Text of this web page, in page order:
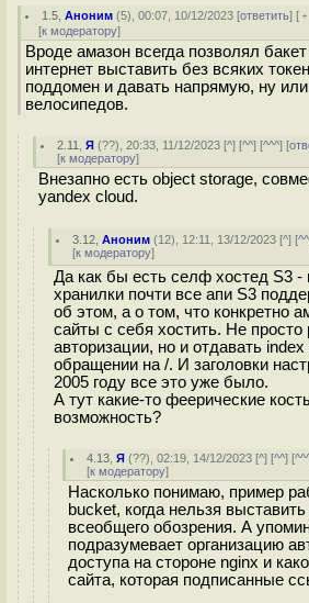
1.5 ,Аноним (5), 00:07, 10/12/2023 [ответить] [
[к модератору]
Вроде амазон всегда позволял
интернет выставить без всяких
поддомен и давать напрямую, ну
велосипедов.
2.11 ,Я (??), 20:33, 11/12/2023 [^] [^^] [^^^] [
[к модератору]
Внезапно есть object storage,
yandex cloud.
3.12 ,Аноним (12), 12:11, 13/12/2023 [^] [^^
[к модератору]
Да как бы есть селф хостед S3 -
хранилки почти все апи S3
об этом, а о том, что конкретно
сайты с себя хостить. Не просто
авторизации, но и отдавать
обращении на /. И заголовки
2005 году все это уже было.
А тут какие-то феерические
возможность?
4.13 ,Я (??), 02:19, 14/12/2023 [^] [^^] [
[к модератору]
Насколько понимаю, пример
bucket, когда нельзя
всеобщего обозрения. А
подразумевает организацию
доступа на стороне nginx и
сайта, которая подписанные